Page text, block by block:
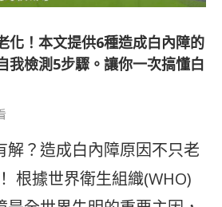
化！本文提供6種造成白內障的
我檢測5步驟。讓你一次搞懂白
解？造成白內障原因不只老
根據世界衛生組織(WHO)